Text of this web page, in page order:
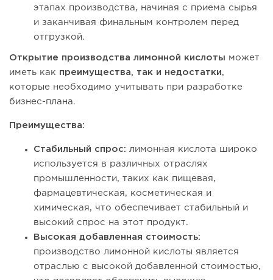
этапах производства, начиная с приема сырья
и заканчивая финальным контролем перед
отгрузкой.
Открытие производства лимонной кислоты может
иметь как преимущества, так и недостатки,
которые необходимо учитывать при разработке
бизнес-плана.
Преимущества:
Стабильный спрос: лимонная кислота широко
используется в различных отраслях
промышленности, таких как пищевая,
фармацевтическая, косметическая и
химическая, что обеспечивает стабильный и
высокий спрос на этот продукт.
Высокая добавленная стоимость:
производство лимонной кислоты является
отраслью с высокой добавленной стоимостью,